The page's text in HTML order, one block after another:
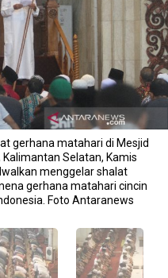
gerhana matahari di Mesjid
Selatan, Kamis
menggelar shalat
gerhana matahari cincin
Foto Antaranews